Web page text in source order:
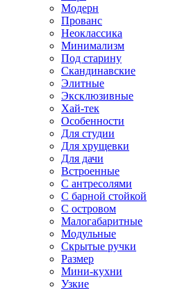
Модерн
Прованс
Неоклассика
Минимализм
Под старину
Скандинавские
Элитные
Эксклюзивные
Хай-тек
Особенности
Для студии
Для хрущевки
Для дачи
Встроенные
С антресолями
С барной стойкой
С островом
Малогабаритные
Модульные
Скрытые ручки
Размер
Мини-кухни
Узкие